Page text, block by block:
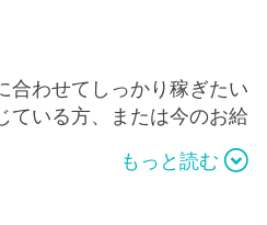
合わせてしっかり稼ぎたい
ている方、または今のお給
もっと読む